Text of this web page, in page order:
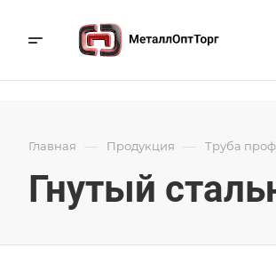
Главная — Продукция — Труба
Гнутый